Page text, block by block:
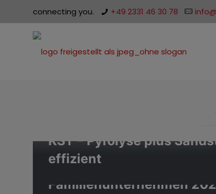
connecting you. +49 2331 46 30 78
KST – Pyrolyse plus
effizient
Wikinger Reisen:
Familienunternehmen